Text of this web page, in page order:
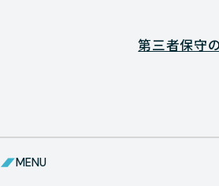
第三者保守
MENU